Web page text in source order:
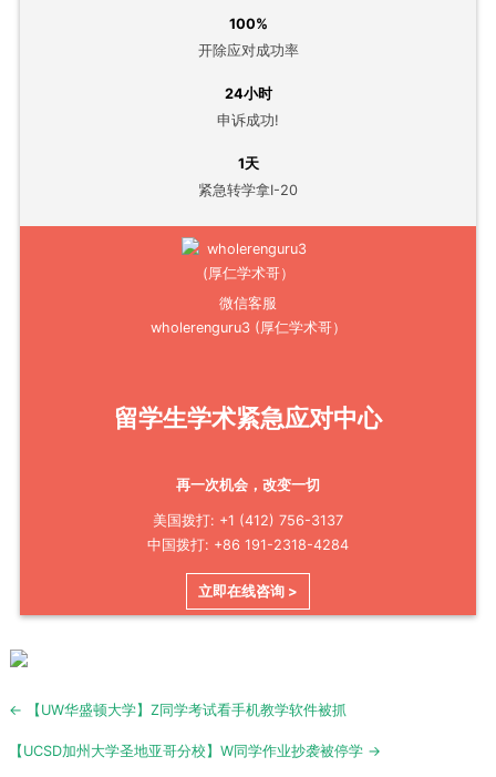
100%
开除应对成功率
24小时
申诉成功!
1天
紧急转学拿I-20
微信客服
wholerenguru3 (厚仁学术哥）
留学生学术紧急应对中心
再一次机会，改变一切
美国拨打: +1 (412) 756-3137
中国拨打: +86 191-2318-4284
立即在线咨询 >
Post
← 【UW华盛顿大学】Z同学考试看手机教学软件被抓
【UCSD加州大学圣地亚哥分校】W同学作业抄袭被停学 →